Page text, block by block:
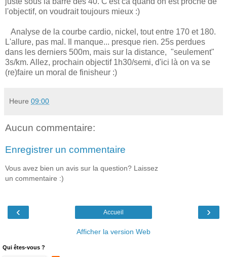
l'objectif, on voudrait toujours mieux :)
Analyse de la courbe cardio, nickel, tout entre 170 et 180.
L'allure, pas mal. Il manque... presque rien. 25s perdues
dans les derniers 500m, mais sur la distance, "seulement"
3s/km. Allez, prochain objectif 1h30/semi, d'ici là on va se
(re)faire un moral de finisheur :)
Heure 09:00
Aucun commentaire:
Enregistrer un commentaire
Vous avez bien un avis sur la question? Laissez
un commentaire :)
‹ ›
Accueil
Afficher la version Web
Qui êtes-vous ?